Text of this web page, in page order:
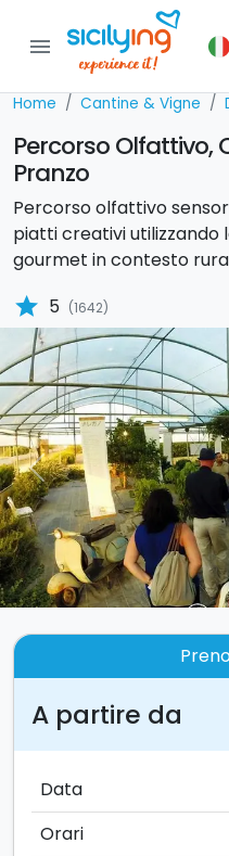
menu
Home Cantine & Vigne
Percorso Olfattivo,
Pranzo
Percorso olfattivo
piatti creativi
gourmet in contesto
star 5 (1642)
Previous
A partire da
Data
Orari